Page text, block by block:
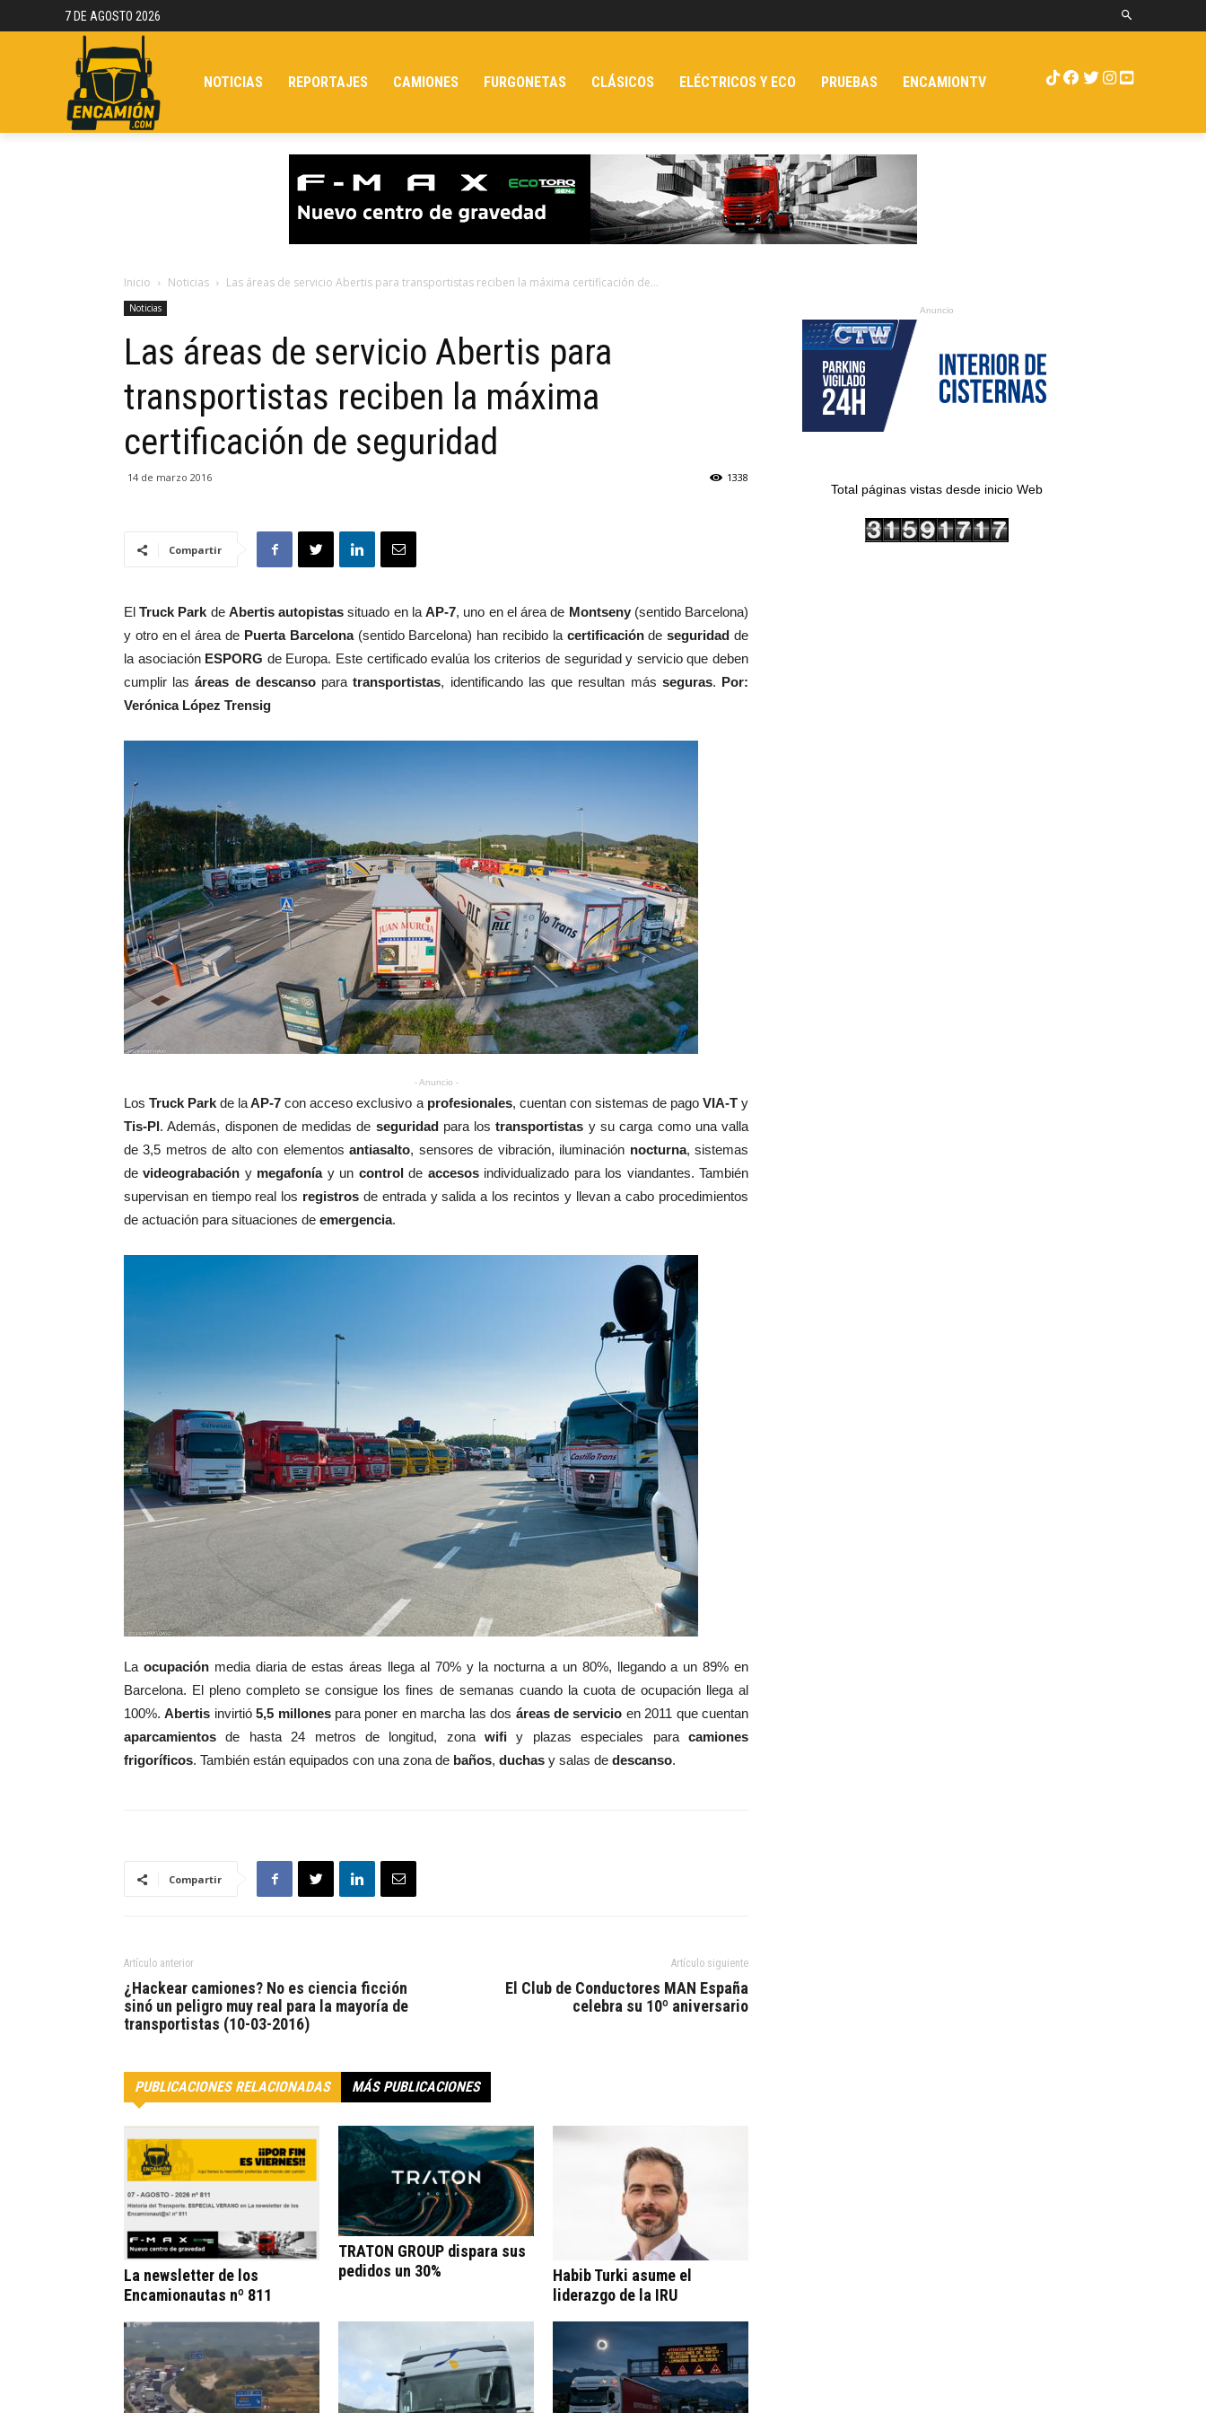
7 DE AGOSTO 2026
NOTICIAS REPORTAJES CAMIONES FURGONETAS CLÁSICOS ELÉCTRICOS Y ECO PRUEBAS ENCAMIONTV
Inicio Noticias Las áreas de servicio Abertis para transportistas reciben la máxima certificación de...
Noticias
Las áreas de servicio Abertis para
transportistas reciben la máxima
certificación de seguridad
14 de marzo 2016 1338
Compartir
ElTruck Park de Abertis autopistas situado en laAP-7, uno en el área de Montseny (sentido Barcelona)
y otro en el área de Puerta Barcelona(sentido Barcelona) han recibido la certificacióndeseguridad de
la asociación ESPORG de Europa. Este certificado evalúa los criterios de seguridad y servicio que deben
cumplir lasáreas de descansoparatransportistas, identificando las que resultan más seguras. Por:
Verónica López Trensig
- Anuncio -
Los Truck Parkde laAP-7con acceso exclusivo a profesionales, cuentan con sistemas de pago VIA-Ty
Tis-Pl. Además, disponen de medidas de seguridad para lostransportistas y su carga como una valla
de 3,5 metros de alto con elementosantiasalto, sensores de vibración, iluminación nocturna, sistemas
devideograbación y megafonía y un controlde accesos individualizado para los viandantes. También
supervisan en tiempo real los registros de entrada y salida a los recintos y llevan a cabo procedimientos
de actuación para situaciones de emergencia.
La ocupación media diaria de estas áreas llega al 70% y la nocturna a un 80%, llegando a un 89% en
Barcelona. El pleno completo se consigue los fines de semanas cuando la cuota de ocupación llega al
100%.Abertis invirtió5,5 millones para poner en marcha las dos áreas de servicio en 2011 que cuentan
aparcamientosde hasta 24 metros de longitud, zonawifiy plazas especiales paracamiones
frigoríficos. También están equipados con una zona de baños, duchas y salas de descanso.
Compartir
Artículo anterior
¿Hackear camiones? No es ciencia ficción
sinó un peligro muy real para la mayoría de
transportistas (10-03-2016)
Artículo siguiente
El Club de Conductores MAN España
celebra su 10º aniversario
PUBLICACIONES RELACIONADAS MÁS PUBLICACIONES
La newsletter de los
Encamionautas nº 811
TRATON GROUP dispara sus
pedidos un 30%
Habib Turki asume el
liderazgo de la IRU
Anuncio
Total páginas vistas desde inicio Web